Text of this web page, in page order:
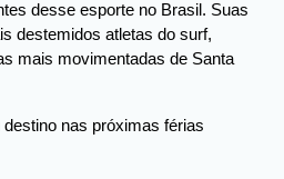
desse esporte no Brasil. Suas
destemidos atletas do surf,
mais movimentadas de Santa
nas próximas férias